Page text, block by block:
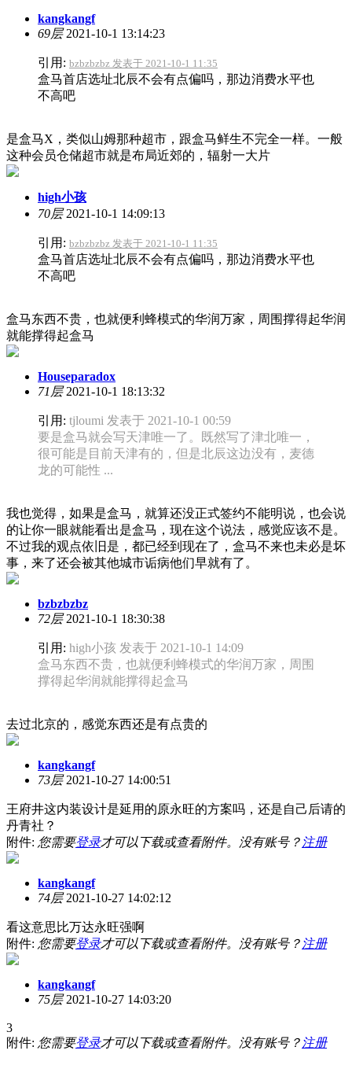
kangkangf
69层2021-10-1 13:14:23
引用: bzbzbzbz 发表于 2021-10-1 11:35
盒马首店选址北辰不会有点偏吗，那边消费水平也
不高吧
是盒马X，类似山姆那种超市，跟盒马鲜生不完全一样。一般
这种会员仓储超市就是布局近郊的，辐射一大片
high小孩
70层2021-10-1 14:09:13
引用: bzbzbzbz 发表于 2021-10-1 11:35
盒马首店选址北辰不会有点偏吗，那边消费水平也
不高吧
盒马东西不贵，也就便利蜂模式的华润万家，周围撑得起华润
就能撑得起盒马
Houseparadox
71层2021-10-1 18:13:32
引用: tjloumi 发表于 2021-10-1 00:59
要是盒马就会写天津唯一了。既然写了津北唯一，
很可能是目前天津有的，但是北辰这边没有，麦德
龙的可能性 ...
我也觉得，如果是盒马，就算还没正式签约不能明说，也会说
的让你一眼就能看出是盒马，现在这个说法，感觉应该不是。
不过我的观点依旧是，都已经到现在了，盒马不来也未必是坏
事，来了还会被其他城市诟病他们早就有了。
bzbzbzbz
72层2021-10-1 18:30:38
引用: high小孩 发表于 2021-10-1 14:09
盒马东西不贵，也就便利蜂模式的华润万家，周围
撑得起华润就能撑得起盒马
去过北京的，感觉东西还是有点贵的
kangkangf
73层2021-10-27 14:00:51
王府井这内装设计是延用的原永旺的方案吗，还是自己后请的
丹青社？
附件: 您需要登录才可以下载或查看附件。没有账号？ 注册
kangkangf
74层2021-10-27 14:02:12
看这意思比万达永旺强啊
附件: 您需要登录才可以下载或查看附件。没有账号？ 注册
kangkangf
75层2021-10-27 14:03:20
3
附件: 您需要登录才可以下载或查看附件。没有账号？ 注册